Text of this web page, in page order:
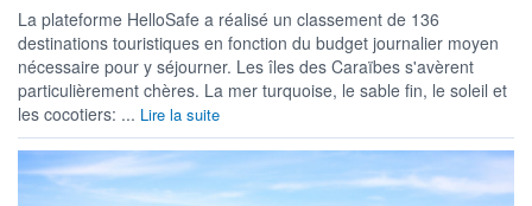
La plateforme HelloSafe a réalisé un classement de 136
destinations touristiques en fonction du budget journalier moyen
nécessaire pour y séjourner. Les îles des Caraïbes s'avèrent
particulièrement chères. La mer turquoise, le sable fin, le soleil et
les cocotiers: ... Lire la suite